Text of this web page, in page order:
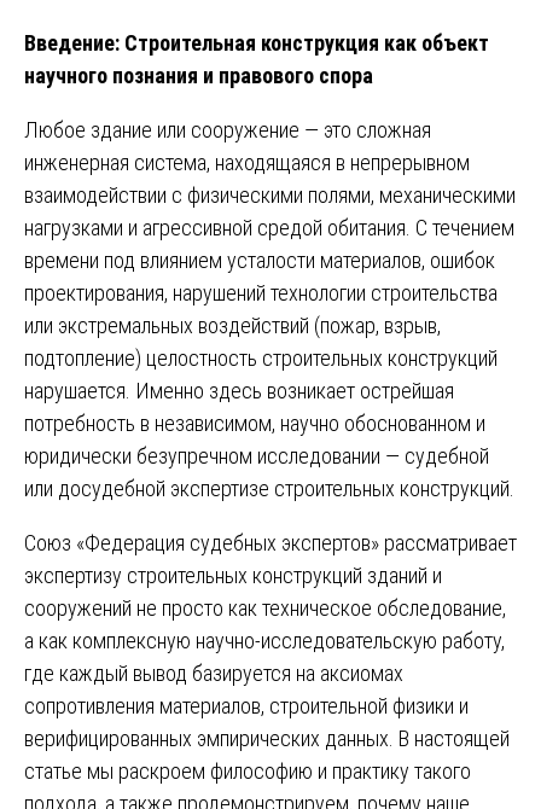
Введение: Строительная конструкция как объект
научного познания и правового спора
Любое здание или сооружение — это сложная
инженерная система, находящаяся в непрерывном
взаимодействии с физическими полями, механическими
нагрузками и агрессивной средой обитания. С течением
времени под влиянием усталости материалов, ошибок
проектирования, нарушений технологии строительства
или экстремальных воздействий (пожар, взрыв,
подтопление) целостность строительных конструкций
нарушается. Именно здесь возникает острейшая
потребность в независимом, научно обоснованном и
юридически безупречном исследовании — судебной
или досудебной экспертизе строительных конструкций.
Союз «Федерация судебных экспертов» рассматривает
экспертизу строительных конструкций зданий и
сооружений не просто как техническое обследование,
а как комплексную научно-исследовательскую работу,
где каждый вывод базируется на аксиомах
сопротивления материалов, строительной физики и
верифицированных эмпирических данных. В настоящей
статье мы раскроем философию и практику такого
подхода, а также продемонстрируем, почему наше